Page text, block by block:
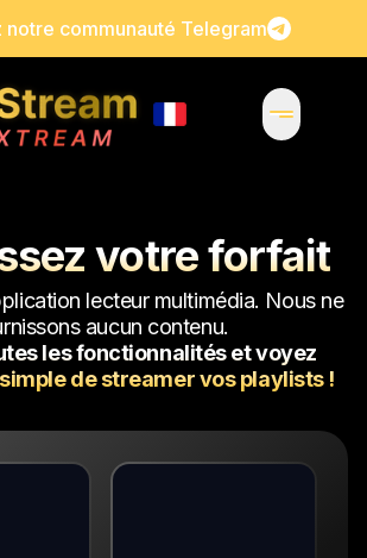
notre communauté Telegram
votre forfait
lecteur multimédia. Nous ne
aucun contenu.
les fonctionnalités et voyez
de streamer vos playlists !